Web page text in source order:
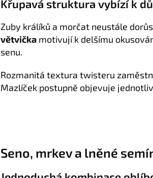
Křupavá struktura vybízí k
Zuby králíků a morčat neustále
větvička motivují k delšímu
senu.
Rozmanitá textura twisteru
Mazlíček postupně objevuje
Seno, mrkev a lněné